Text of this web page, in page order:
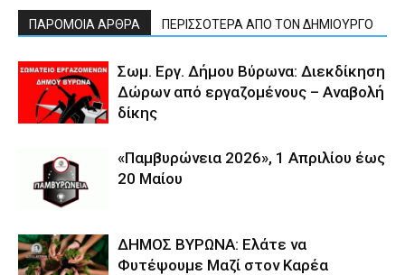
ΠΑΡΟΜΟΙΑ ΑΡΘΡΑ ΠΕΡΙΣΣΟΤΕΡΑ ΑΠΟ ΤΟΝ ΔΗΜΙΟΥΡΓΟ
Σωμ. Εργ. Δήμου Βύρωνα: Διεκδίκηση
Δώρων από εργαζομένους – Αναβολή
δίκης
«Παμβυρώνεια 2026», 1 Απριλίου έως
20 Μαίου
ΔΗΜΟΣ ΒΥΡΩΝΑ: Ελάτε να
Φυτέψουμε Μαζί στον Καρέα